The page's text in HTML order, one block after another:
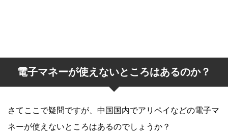
電子マネーが使えないところはあるのか？
さてここで疑問ですが、中国国内でアリペイなどの電子マ
ネーが使えないところはあるのでしょうか？